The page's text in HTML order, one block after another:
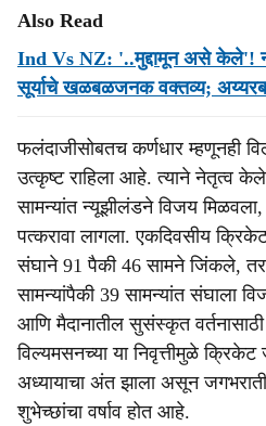
Also Read
Ind Vs NZ: '..मुद्दामून असे केले'!
सूर्याचे खळबळजनक वक्तव्य;
फलंदाजीसोबतच कर्णधार म्हणूनही
उत्कृष्ट राहिला आहे. त्याने नेतृत्व
सामन्यांत न्यूझीलंडने विजय
पत्करावा लागला. एकदिवसीय
संघाने 91 पैकी 46 सामने जिंकले, तर
सामन्यांपैकी 39 सामन्यांत संघाला
आणि मैदानातील सुसंस्कृत
विल्यमसनच्या या निवृत्तीमुळे
अध्यायाचा अंत झाला असून
शुभेच्छांचा वर्षाव होत आहे.